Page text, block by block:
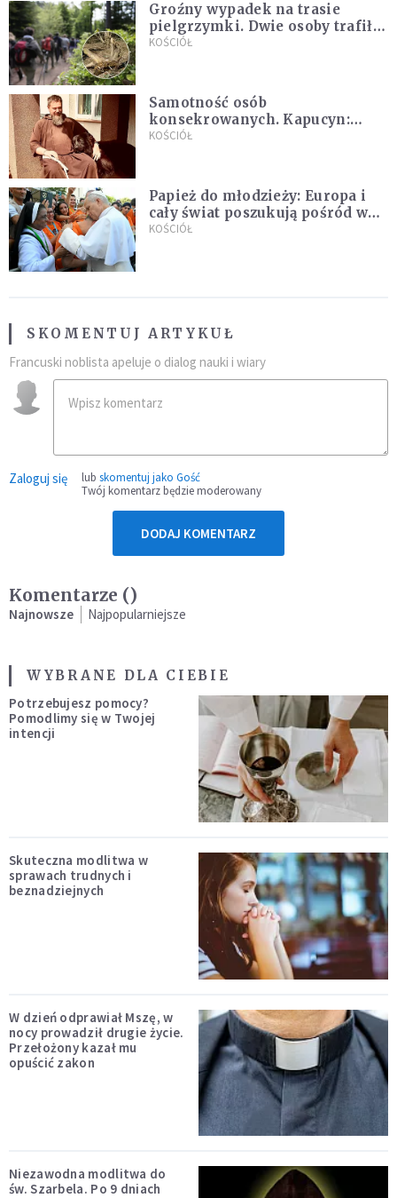
Groźny wypadek na trasie
pielgrzymki. Dwie osoby trafiły
do szpitala
KOŚCIÓŁ
Samotność osób
konsekrowanych. Kapucyn:
Życie w pojedynkę rzadko jest
KOŚCIÓŁ
Papież do młodzieży: Europa i
cały świat poszukują pośród was
nowych świętych
KOŚCIÓŁ
SKOMENTUJ ARTYKUŁ
Francuski noblista apeluje o dialog nauki i wiary
Zaloguj się lub skomentuj jako Gość
Twój komentarz będzie moderowany
DODAJ KOMENTARZ
Komentarze ()
Najnowsze Najpopularniejsze
WYBRANE DLA CIEBIE
Potrzebujesz pomocy?
Pomodlimy się w Twojej
intencji
Skuteczna modlitwa w
sprawach trudnych i
beznadziejnych
W dzień odprawiał Mszę, w
nocy prowadził drugie życie.
Przełożony kazał mu
opuścić zakon
Niezawodna modlitwa do
św. Szarbela. Po 9 dniach